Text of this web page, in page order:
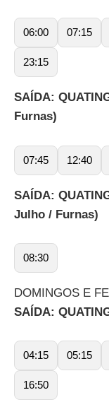
06:00 07:15
23:15
SAÍDA:
Furnas)
07:45 12:40
SAÍDA:
Julho / Furnas)
08:30
DOMINGOS E
SAÍDA:
04:15 05:15
16:50